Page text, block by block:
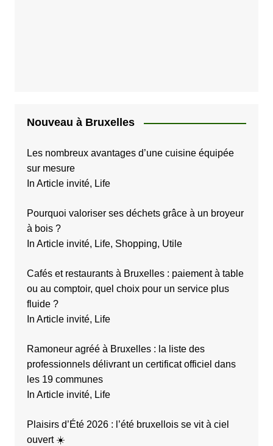
Nouveau à Bruxelles
Les nombreux avantages d’une cuisine équipée
sur mesure
In Article invité, Life
Pourquoi valoriser ses déchets grâce à un broyeur
à bois ?
In Article invité, Life, Shopping, Utile
Cafés et restaurants à Bruxelles : paiement à table
ou au comptoir, quel choix pour un service plus
fluide ?
In Article invité, Life
Ramoneur agréé à Bruxelles : la liste des
professionnels délivrant un certificat officiel dans
les 19 communes
In Article invité, Life
Plaisirs d’Été 2026 : l’été bruxellois se vit à ciel
ouvert ☀️